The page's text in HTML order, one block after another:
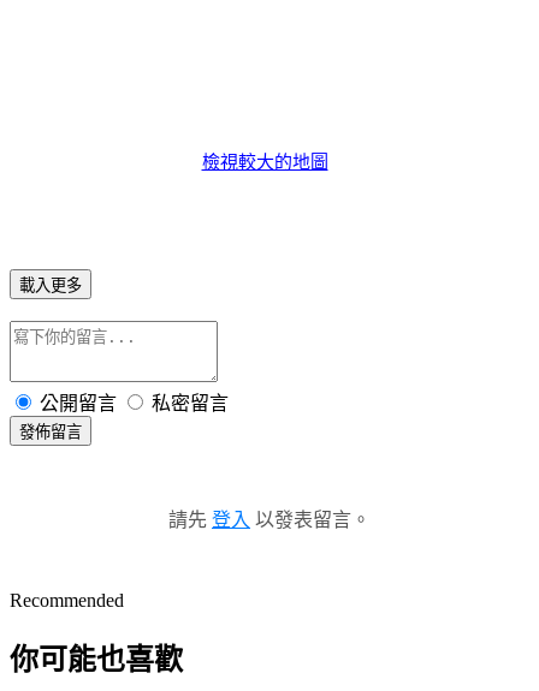
檢視較大的地圖
載入更多
公開留言 私密留言
發佈留言
請先 登入 以發表留言。
Recommended
你可能也喜歡